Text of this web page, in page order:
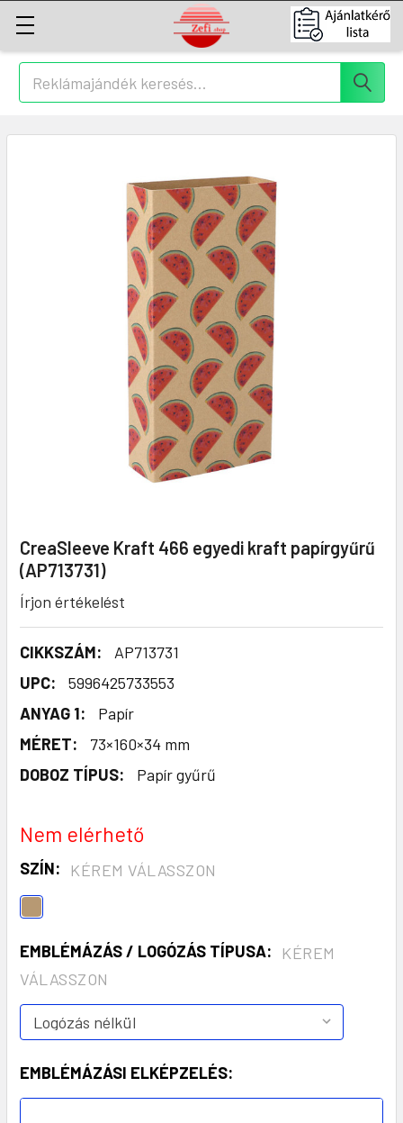
Keresés
CreaSleeve Kraft 466 egyedi kraft papírgyűrű
(AP713731)
Írjon értékelést
CIKKSZÁM:
AP713731
UPC:
5996425733553
ANYAG 1:
Papír
MÉRET:
73×160×34 mm
DOBOZ TÍPUS:
Papír gyűrű
Nem elérhető
SZÍN: KÉREM VÁLASSZON
EMBLÉMÁZÁS / LOGÓZÁS TÍPUSA:
KÉREM
VÁLASSZON
EMBLÉMÁZÁSI ELKÉPZELÉS: